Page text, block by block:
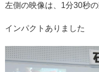
左側の映像は、1分30秒
インパクトありました